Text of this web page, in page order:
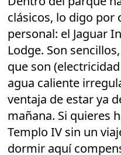
clásicos, lo digo por
personal: el Jaguar
Lodge. Son
que son
agua caliente
ventaja de estar ya
mañana. Si quieres
Templo IV sin un
dormir aquí